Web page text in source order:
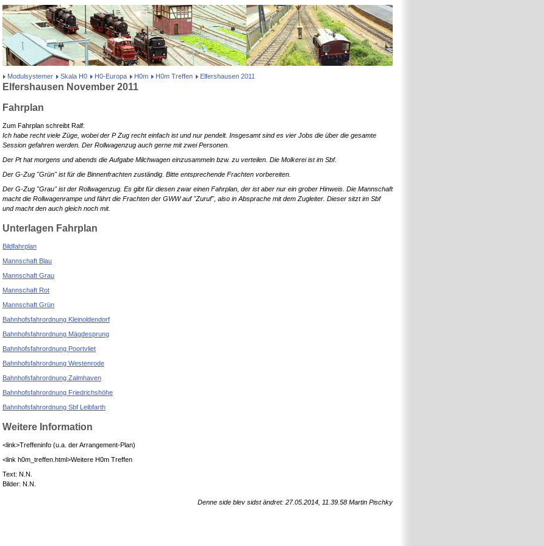
Modulsystemer Skala H0 H0-Europa H0m H0m Treffen Elfershausen 2011
Elfershausen November 2011
Fahrplan
Zum Fahrplan schreibt Ralf:
Ich habe recht viele Züge, wobei der P Zug recht einfach ist und nur pendelt. Insgesamt sind es vier Jobs die über die gesamte
Session gefahren werden. Der Rollwagenzug auch gerne mit zwei Personen.
Der Pt hat morgens und abends die Aufgabe Milchwagen einzusammeln bzw. zu verteilen. Die Molkerei ist im Sbf.
Der G-Zug "Grün" ist für die Binnenfrachten zuständig. Bitte entsprechende Frachten vorbereiten.
Der G-Zug "Grau" ist der Rollwagenzug. Es gibt für diesen zwar einen Fahrplan, der ist aber nur ein grober Hinweis. Die Mannschaft
macht die Rollwagenrampe und fährt die Frachten der GWW auf "Zuruf", also in Absprache mit dem Zugleiter. Dieser sitzt im Sbf
und macht den auch gleich noch mit.
Unterlagen Fahrplan
Bildfahrplan
Mannschaft Blau
Mannschaft Grau
Mannschaft Rot
Mannschaft Grün
Bahnhofsfahrordnung Kleinoldendorf
Bahnhofsfahrordnung Mägdesprung
Bahnhofsfahrordnung Poortvliet
Bahnhofsfahrordnung Westenrode
Bahnhofsfahrordnung Zalmhaven
Bahnhofsfahrordnung Friedrichshöhe
Bahnhofsfahrordnung Sbf Leibfarth
Weitere Information
<link>Treffeninfo (u.a. der Arrangement-Plan)
<link h0m_treffen.html>Weitere H0m Treffen
Text: N.N.
Bilder: N.N.
Denne side blev sidst ändret: 27.05.2014, 11.39.58 Martin Pischky